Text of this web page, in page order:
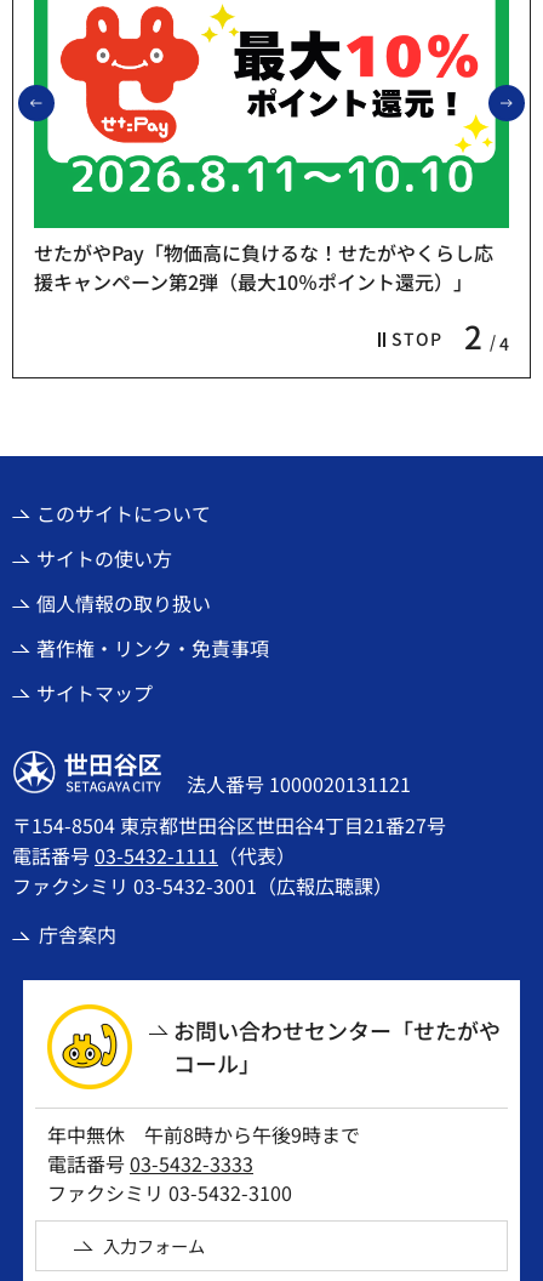
前のスライドを表示
STOP 2 4
せたがやPay「物価高に負けるな！せたがやくらし応
援キャンペーン第2弾（最大10％ポイント還元）」
このサイトについて
サイトの使い方
個人情報の取り扱い
著作権・リンク・免責事項
サイトマップ
世田谷区
法人番号 1000020131121
〒154-8504 東京都世田谷区世田谷4丁目21番27号
電話番号03-5432-1111 （代表）
ファクシミリ 03-5432-3001（広報広聴課）
庁舎案内
お問い合わせセンター「せたがや
コール」
年中無休 午前8時から午後9時まで
電話番号03-5432-3333
ファクシミリ 03-5432-3100
入力フォーム